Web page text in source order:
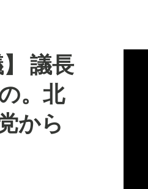
議長
。北
から